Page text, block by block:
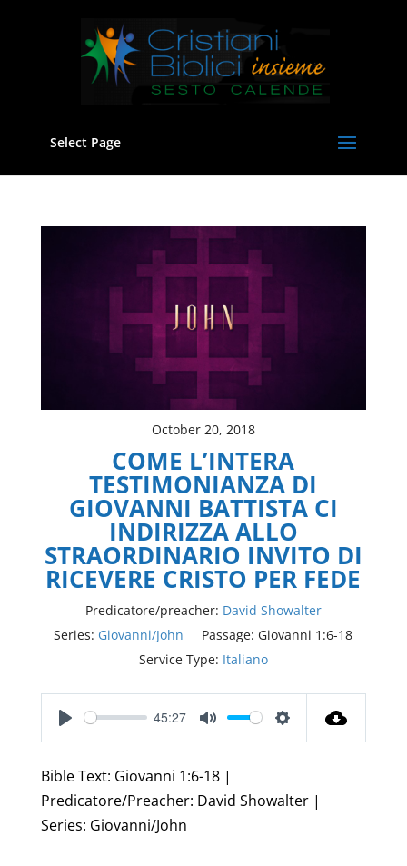
Select Page
October 20, 2018
COME L’INTERA
TESTIMONIANZA DI
GIOVANNI BATTISTA CI
INDIRIZZA ALLO
STRAORDINARIO INVITO DI
RICEVERE CRISTO PER FEDE
Predicatore/preacher: David Showalter
Series: Giovanni/John Passage: Giovanni 1:6-18
Service Type: Italiano
Play
45:27
Mute Settings
Bible Text: Giovanni 1:6-18 |
Predicatore/Preacher: David Showalter |
Series: Giovanni/John